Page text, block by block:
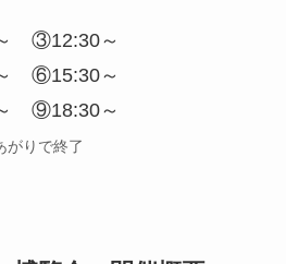
③12:30～
⑥15:30～
⑨18:30～
りで終了